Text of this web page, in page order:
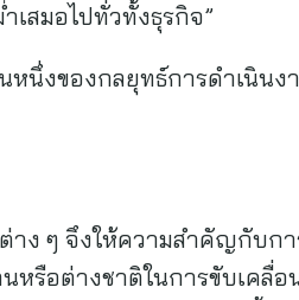
เสมอไปทั่วทั้งธุรกิจ”
หนึ่งของกลยุทธ์การดำเนินง
าง ๆ จึงให้ความสำคัญกับก
หรือต่างชาติในการขับเคลื่อ